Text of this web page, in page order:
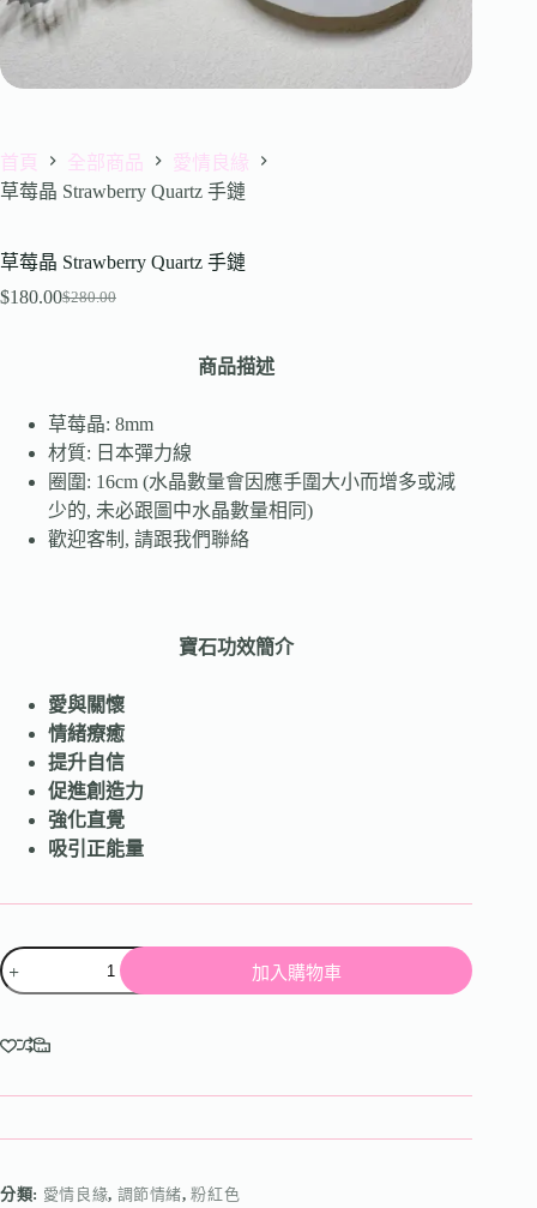
首頁 全部商品
愛情良緣
草莓晶 Strawberry Quartz 手鏈
草莓晶 Strawberry Quartz 手鏈
$280.00
$180.00
商品描述
草莓晶: 8mm
材質: 日本彈力線
圈圍: 16cm (水晶數量會因應手圍大小而增多或減
少的, 未必跟圖中水晶數量相同)
歡迎客制, 請跟我們聯絡
寶石功效簡介
愛與關懷
情緒療癒
提升自信
促進創造力
強化直覺
吸引正能量
加入購物車
分類: 愛情良緣, 調節情緒,粉紅色